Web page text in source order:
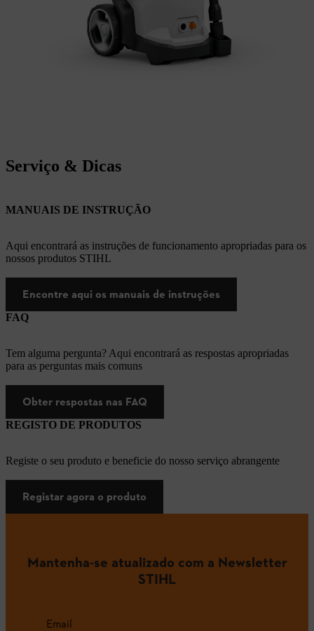
Serviço & Dicas
MANUAIS DE INSTRUÇÃO
Aqui encontrará as instruções de funcionamento apropriadas para os
nossos produtos STIHL
Encontre aqui os manuais de instruções
FAQ
Tem alguma pergunta? Aqui encontrará as respostas apropriadas
para as perguntas mais comuns
Obter respostas nas FAQ
REGISTO DE PRODUTOS
Registe o seu produto e beneficie do nosso serviço abrangente
Registar agora o produto
Mantenha-se atualizado com a Newsletter
STIHL
Email